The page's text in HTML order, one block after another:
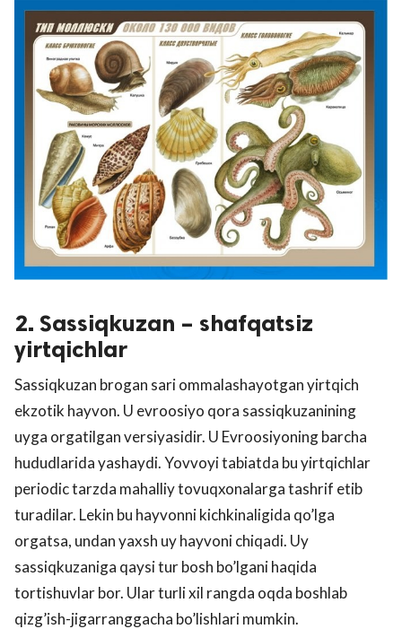
2. Sassiqkuzan – shafqatsiz
yirtqichlar
Sassiqkuzan brogan sari ommalashayotgan yirtqich
ekzotik hayvon. U evroosiyo qora sassiqkuzanining
uyga orgatilgan versiyasidir. U Evroosiyoning barcha
hududlarida yashaydi. Yovvoyi tabiatda bu yirtqichlar
periodic tarzda mahalliy tovuqxonalarga tashrif etib
turadilar. Lekin bu hayvonni kichkinaligida qo’lga
orgatsa, undan yaxsh uy hayvoni chiqadi. Uy
sassiqkuzaniga qaysi tur bosh bo’lgani haqida
tortishuvlar bor. Ular turli xil rangda oqda boshlab
qizg’ish-jigarranggacha bo’lishlari mumkin.